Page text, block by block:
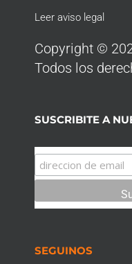
Leer aviso legal
Copyright ©
Todos los
SUSCRIBITE A
SEGUINOS